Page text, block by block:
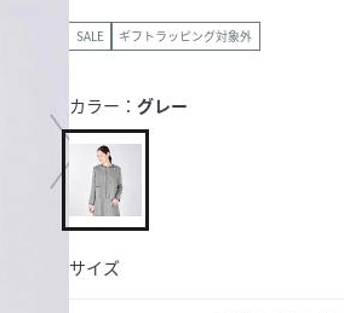
SALE ギフトラッピング対象外
カラー： グレー
サイズ